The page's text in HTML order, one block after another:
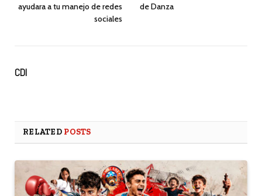
ayudara a tu manejo de redes
sociales
de Danza
CDI
RELATED POSTS